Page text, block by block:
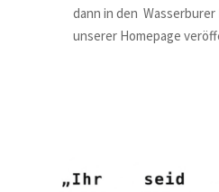
dann in den
unserer Homepage